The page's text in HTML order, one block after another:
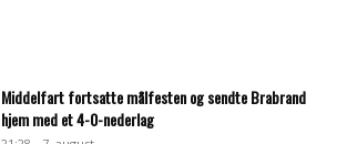
Middelfart fortsatte målfesten og sendte Brabrand
hjem med et 4-0-nederlag